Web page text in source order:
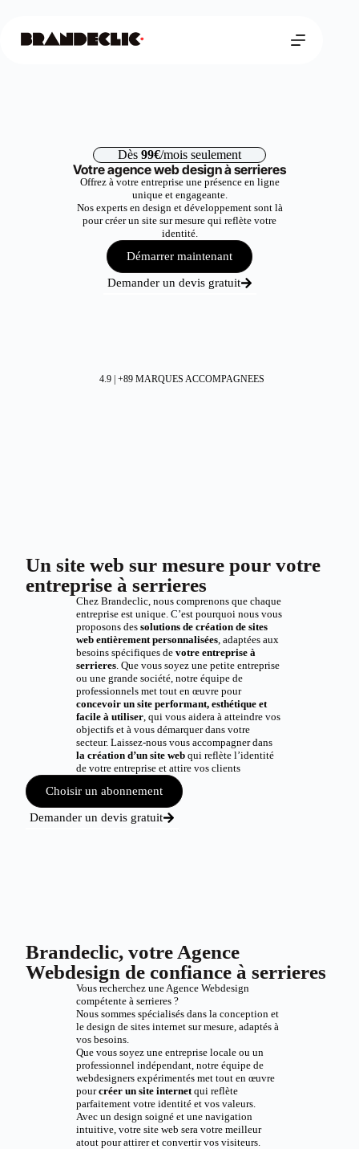
Dès 99€/mois seulement
Votre agence web design à serrieres
Offrez à votre entreprise une présence en ligne
unique et engageante.
Nos experts en design et développement sont là
pour créer un site sur mesure qui reflète votre
identité.
Démarrer maintenant
Demander un devis gratuit
4.9 | +89 MARQUES ACCOMPAGNEES
Un site web sur mesure pour votre
entreprise à serrieres
Chez Brandeclic, nous comprenons que chaque
entreprise est unique. C’est pourquoi nous vous
proposons des solutions de création de sites
web entièrement personnalisées, adaptées aux
besoins spécifiques de votre entreprise à
serrieres. Que vous soyez une petite entreprise
ou une grande société, notre équipe de
professionnels met tout en œuvre pour
concevoir un site performant, esthétique et
facile à utiliser, qui vous aidera à atteindre vos
objectifs et à vous démarquer dans votre
secteur. Laissez-nous vous accompagner dans
la création d’un site webqui reflète l’identité
de votre entreprise et attire vos clients
Choisir un abonnement
Demander un devis gratuit
Brandeclic, votre Agence
Webdesign de confiance à serrieres
Vous recherchez une Agence Webdesign
compétente à serrieres ?
Nous sommes spécialisés dans la conception et
le design de sites internet sur mesure, adaptés à
vos besoins.
Que vous soyez une entreprise locale ou un
professionnel indépendant, notre équipe de
webdesigners expérimentés met tout en œuvre
pourcréer un site internetqui reflète
parfaitement votre identité et vos valeurs.
Avec un design soigné et une navigation
intuitive, votre site web sera votre meilleur
atout pour attirer et convertir vos visiteurs.